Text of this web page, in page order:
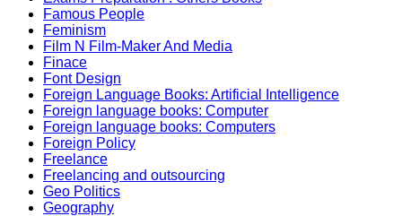
Famous People
Feminism
Film N Film-Maker And Media
Finace
Font Design
Foreign Language Books: Artificial Intelligence
Foreign language books: Computer
Foreign language books: Computers
Foreign Policy
Freelance
Freelancing and outsourcing
Geo Politics
Geography